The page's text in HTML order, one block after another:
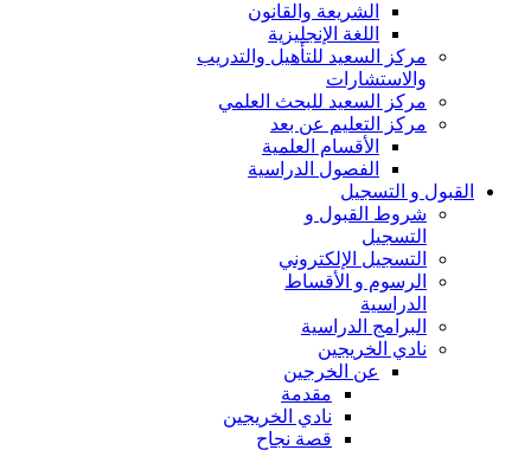
الشريعة والقانون
اللغة الإنجليزية
مركز السعيد للتأهيل والتدريب
والاستشارات
مركز السعيد للبحث العلمي
مركز التعليم عن بعد
الأقسام العلمية
الفصول الدراسية
القبول و التسجيل
شروط القبول و
التسجيل
التسجيل الإلكتروني
الرسوم و الأقساط
الدراسية
البرامج الدراسية
نادي الخريجين
عن الخرجين
مقدمة
نادي الخريجين
قصة نجاح